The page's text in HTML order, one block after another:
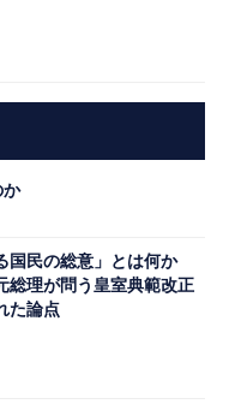
か
国民の総意」とは何か
理が問う皇室典範改正
た論点